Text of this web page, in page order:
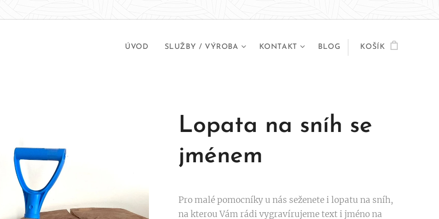
ÚVOD SLUŽBY / VÝROBA KONTAKT BLOG KOŠÍK
Lopata na sníh se
jménem
Pro malé pomocníky u nás seženete i lopatu na sníh,
na kterou Vám rádi vygravírujeme text i jméno na